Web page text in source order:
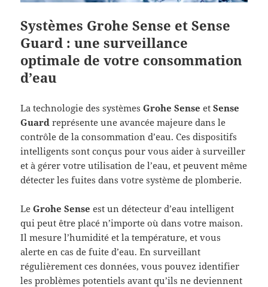
Systèmes Grohe Sense et Sense
Guard : une surveillance
optimale de votre consommation
d’eau
La technologie des systèmesGrohe Sense etSense
Guard représente une avancée majeure dans le
contrôle de la consommation d’eau. Ces dispositifs
intelligents sont conçus pour vous aider à surveiller
et à gérer votre utilisation de l’eau, et peuvent même
détecter les fuites dans votre système de plomberie.
LeGrohe Sense est un détecteur d’eau intelligent
qui peut être placé n’importe où dans votre maison.
Il mesure l’humidité et la température, et vous
alerte en cas de fuite d’eau. En surveillant
régulièrement ces données, vous pouvez identifier
les problèmes potentiels avant qu’ils ne deviennent